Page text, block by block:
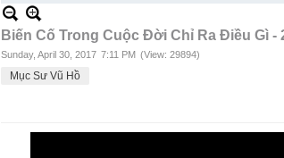
Biến Cố Trong Cuộc Đời Chỉ Ra Điều Gì -
Sunday, April 30, 2017 7:11 PM (View: 29894)
Mục Sư Vũ Hồ